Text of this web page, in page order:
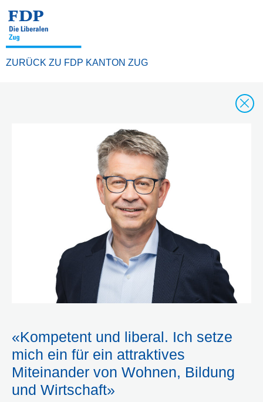
ZURÜCK ZU FDP KANTON ZUG
«Kompetent und liberal. Ich setze
mich ein für ein attraktives
Miteinander von Wohnen, Bildung
und Wirtschaft»